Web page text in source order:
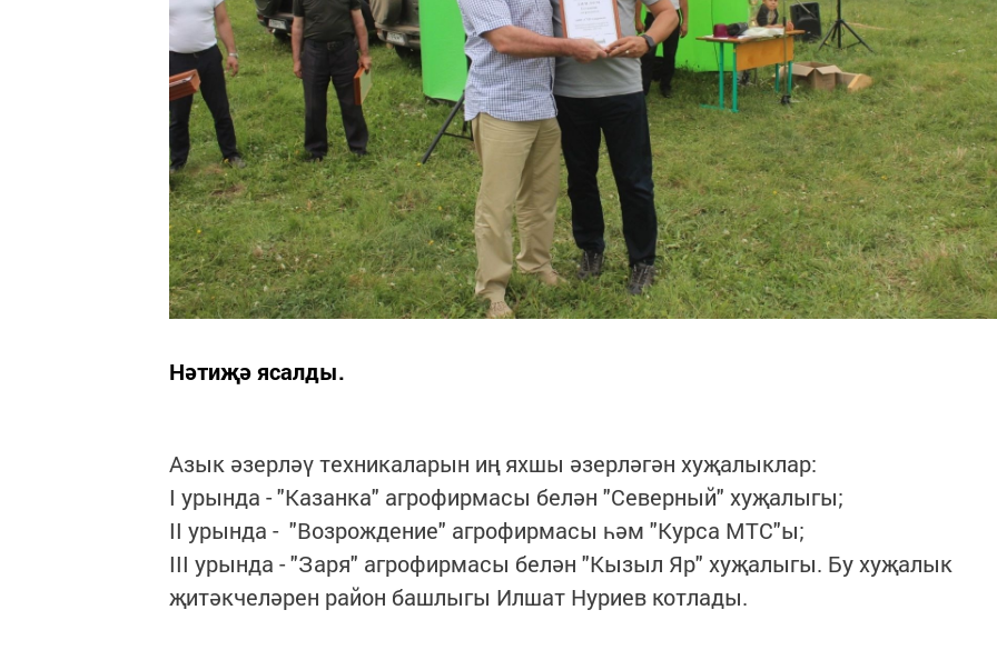
Нәтиҗә ясалды.
Азык әзерләү техникаларын иң яхшы әзерләгән хуҗалыклар:
I урында - "Казанка" агрофирмасы белән "Северный" хуҗалыгы;
II урында - "Возрождение" агрофирмасы һәм "Курса МТС"ы;
III урында - "Заря" агрофирмасы белән "Кызыл Яр" хуҗалыгы. Бу хуҗалык
җитәкчеләрен район башлыгы Илшат Нуриев котлады.